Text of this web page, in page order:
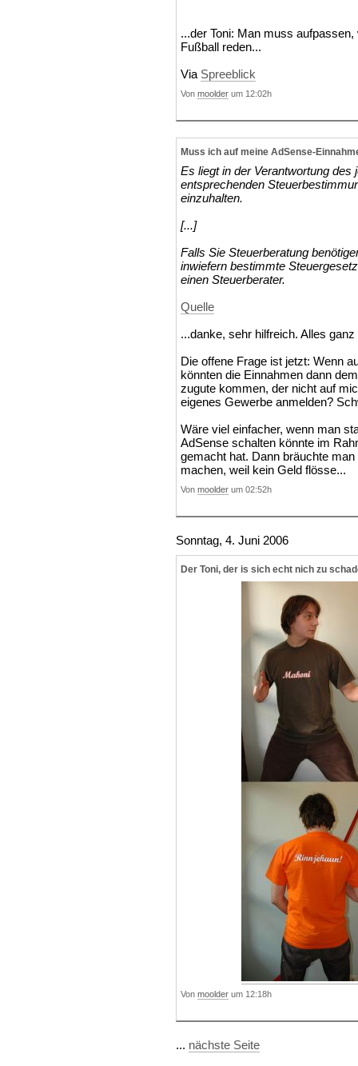
...der Toni: Man muss
Fußball reden...
Via Spreeblick
Von moolder um 12:02h
Muss ich auf meine AdSense-
Es liegt in der Verantwortung
entsprechenden
einzuhalten.
[...]
Falls Sie Steuerberatung
inwiefern bestimmte
einen Steuerberater.
Quelle
...danke, sehr hilfreich. Alles
Die offene Frage ist jetzt: Wenn
könnten die Einnahmen dann
zugute kommen, der nicht auf
eigenes Gewerbe anmelden?
Wäre viel einfacher, wenn man
AdSense schalten könnte im
gemacht hat. Dann bräuchte
machen, weil kein Geld flösse...
Von moolder um 02:52h
Sonntag, 4. Juni 2006
Der Toni, der is sich echt nich zu
Von moolder um 12:18h
... nächste Seite